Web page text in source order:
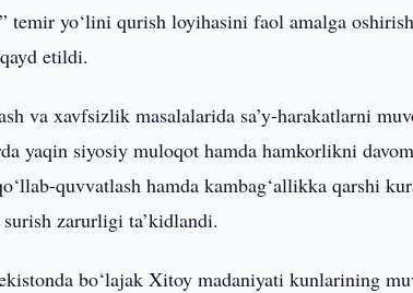
temir yo‘lini qurish loyihasini faol amalga
etildi.
va xavfsizlik masalalarida sa’y-harakatlarni
yaqin siyosiy muloqot hamda hamkorlikni
quvvatlash hamda kambag‘allikka qarshi
zarurligi ta’kidlandi.
bo‘lajak Xitoy madaniyati kunlarining